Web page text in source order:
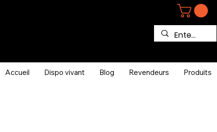
Accueil Dispo vivant Blog Revendeurs Produits